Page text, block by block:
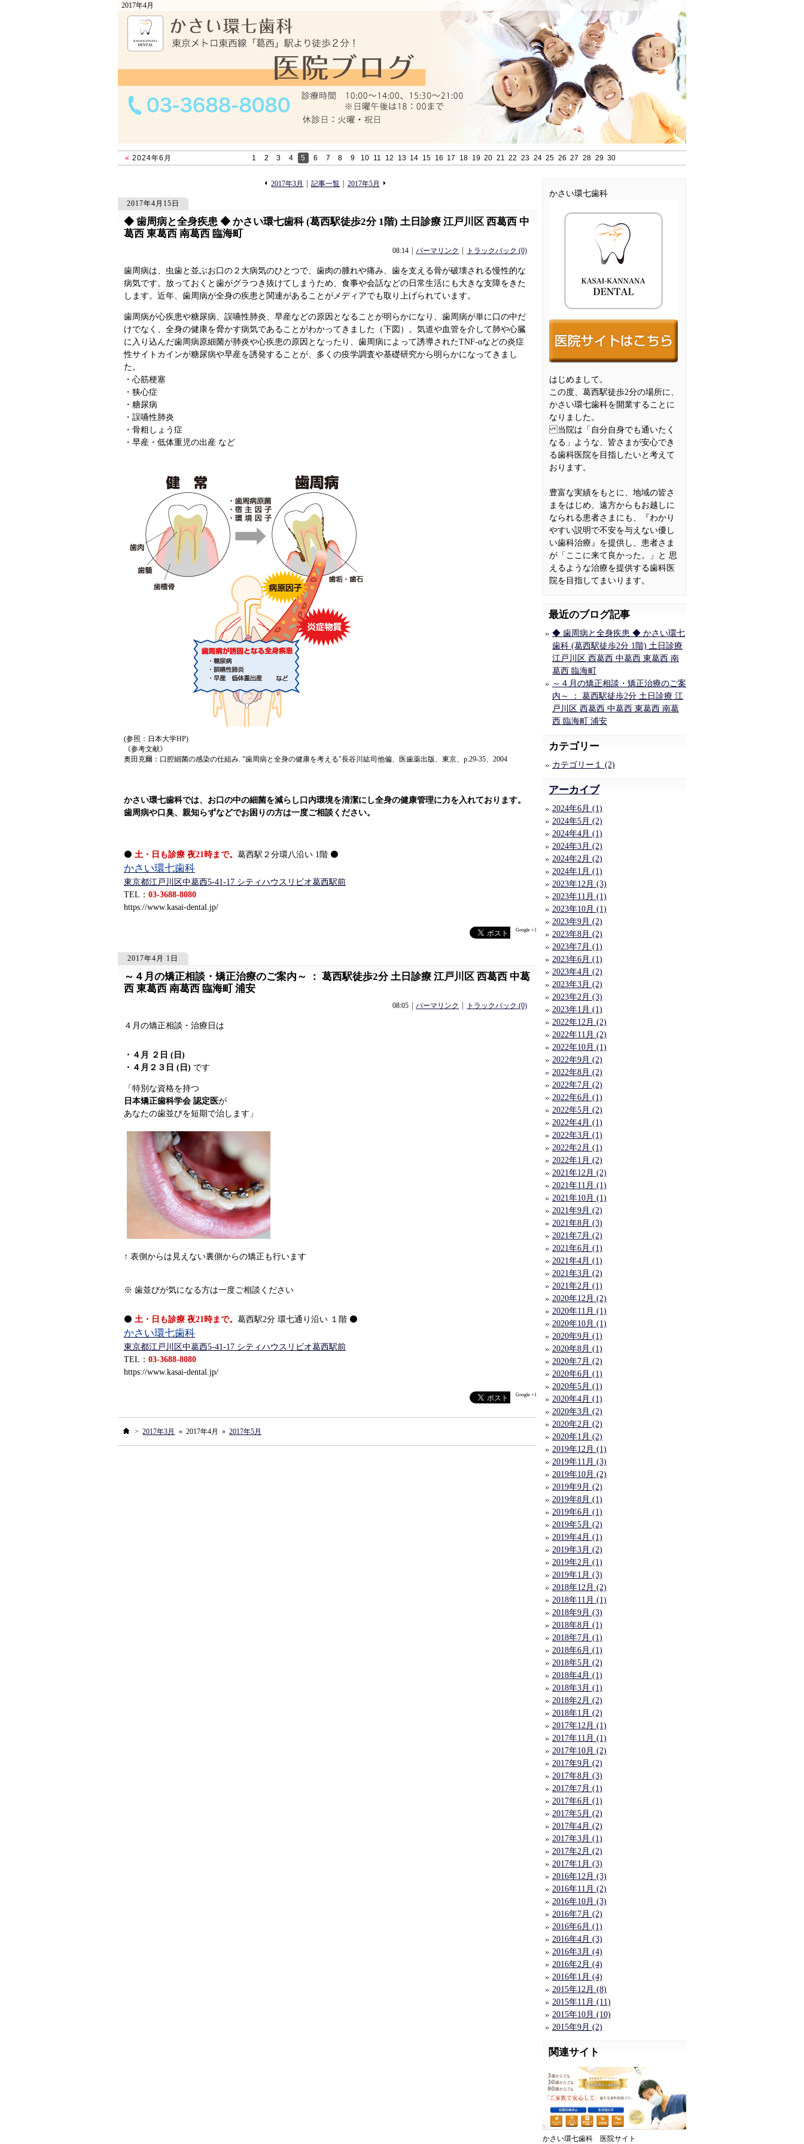
2017年4月
«2024年6月 1 2 3 4 5 6 7 8 9 10 11 12 13 14 15 16 17 18 19 20 21 22 23 24 25 26 27 28 29 30
«
2017年3月 記事一覧 2017年5月
2017年4月15日
◆ 歯周病と全身疾患 ◆ かさい環七歯科 (葛西駅徒歩2分 1階) 土日診療 江戸川区 西葛西 中
葛西 東葛西 南葛西 臨海町
08:14
522
パーマリンク
522
トラックバック (0)
歯周病は、虫歯と並ぶお口の２大病気のひとつで、歯肉の腫れや痛み、歯を支える骨が破壊される慢性的な
病気です。放っておくと歯がグラつき抜けてしまうため、食事や会話などの日常生活にも大きな支障をきた
します。近年、歯周病が全身の疾患と関連があることがメディアでも取り上げられています。
歯周病が心疾患や糖尿病、誤嚥性肺炎、早産などの原因となることが明らかになり、歯周病が単に口の中だ
けでなく、全身の健康を脅かす病気であることがわかってきました（下図）。気道や血管を介して肺や心臓
に入り込んだ歯周病原細菌が肺炎や心疾患の原因となったり、歯周病によって誘導されたTNF-αなどの炎症
性サイトカインが糖尿病や早産を誘発することが、多くの疫学調査や基礎研究から明らかになってきまし
た。
・心筋梗塞
・狭心症
・糖尿病
・誤嚥性肺炎
・骨粗しょう症
・早産・低体重児の出産 など
(参照：日本大学HP)
《参考文献》
奥田克爾：口腔細菌の感染の仕組み. "歯周病と全身の健康を考える"長谷川紘司他偏、医歯薬出版、東京、p.29-35、2004
かさい環七歯科では、お口の中の細菌を減らし口内環境を清潔にし全身の健康管理に力を入れております。
歯周病や口臭、親知らずなどでお困りの方は一度ご相談ください。
⚫ 土・日も診療 夜21時まで。 葛西駅２分環八沿い 1階 ⚫
かさい環七歯科
東京都江戸川区中葛西5-41-17 シティハウスリビオ葛西駅前
TEL： 03-3688-8080
https://www.kasai-dental.jp/
Google +1
2017年4月 1日
～４月の矯正相談・矯正治療のご案内～ ： 葛西駅徒歩2分 土日診療 江戸川区 西葛西 中葛
西 東葛西 南葛西 臨海町 浦安
08:05 パーマリンク トラックバック (0)
４月の矯正相談・治療日は
・４月 ２日 (日)
・４月２３日 (日) です
「特別な資格を持つ
日本矯正歯科学会 認定医が
あなたの歯並びを短期で治します」
↑ 表側からは見えない裏側からの矯正も行います
※ 歯並びが気になる方は一度ご相談ください
⚫ 土・日も診療 夜21時まで。 葛西駅2分 環七通り沿い １階 ⚫
かさい環七歯科
東京都江戸川区中葛西5-41-17 シティハウスリビオ葛西駅前
TEL： 03-3688-8080
https://www.kasai-dental.jp/
Google +1
ホーム
> 2017年3月 « 2017年4月 » 2017年5月
かさい環七歯科
はじめまして。
この度、葛西駅徒歩2分の場所に、
かさい環七歯科を開業することに
なりました。
当院は「自分自身でも通いたく
なる」ような、皆さまが安心でき
る歯科医院を目指したいと考えて
おります。
豊富な実績をもとに、地域の皆さ
まをはじめ、遠方からもお越しに
なられる患者さまにも、『わかり
やすい説明で不安を与えない優し
い歯科治療』を提供し、患者さま
が「ここに来て良かった。」と 思
えるような治療を提供する歯科医
院を目指してまいります。
最近のブログ記事
◆ 歯周病と全身疾患 ◆ かさい環七
歯科 (葛西駅徒歩2分 1階) 土日診療
江戸川区 西葛西 中葛西 東葛西 南
葛西 臨海町
～４月の矯正相談・矯正治療のご案
内～ ： 葛西駅徒歩2分 土日診療 江
戸川区 西葛西 中葛西 東葛西 南葛
西 臨海町 浦安
カテゴリー
カテゴリー１ (2)
アーカイブ
2024年6月 (1)
2024年5月 (2)
2024年4月 (1)
2024年3月 (2)
2024年2月 (2)
2024年1月 (1)
2023年12月 (3)
2023年11月 (1)
2023年10月 (1)
2023年9月 (2)
2023年8月 (2)
2023年7月 (1)
2023年6月 (1)
2023年4月 (2)
2023年3月 (2)
2023年2月 (3)
2023年1月 (1)
2022年12月 (2)
2022年11月 (2)
2022年10月 (1)
2022年9月 (2)
2022年8月 (2)
2022年7月 (2)
2022年6月 (1)
2022年5月 (2)
2022年4月 (1)
2022年3月 (1)
2022年2月 (1)
2022年1月 (2)
2021年12月 (2)
2021年11月 (1)
2021年10月 (1)
2021年9月 (2)
2021年8月 (3)
2021年7月 (2)
2021年6月 (1)
2021年4月 (1)
2021年3月 (2)
2021年2月 (1)
2020年12月 (2)
2020年11月 (1)
2020年10月 (1)
2020年9月 (1)
2020年8月 (1)
2020年7月 (2)
2020年6月 (1)
2020年5月 (1)
2020年4月 (1)
2020年3月 (2)
2020年2月 (2)
2020年1月 (2)
2019年12月 (1)
2019年11月 (3)
2019年10月 (2)
2019年9月 (2)
2019年8月 (1)
2019年6月 (1)
2019年5月 (2)
2019年4月 (1)
2019年3月 (2)
2019年2月 (1)
2019年1月 (3)
2018年12月 (2)
2018年11月 (1)
2018年9月 (3)
2018年8月 (1)
2018年7月 (1)
2018年6月 (1)
2018年5月 (2)
2018年4月 (1)
2018年3月 (1)
2018年2月 (2)
2018年1月 (2)
2017年12月 (1)
2017年11月 (1)
2017年10月 (2)
2017年9月 (2)
2017年8月 (3)
2017年7月 (1)
2017年6月 (1)
2017年5月 (2)
2017年4月 (2)
2017年3月 (1)
2017年2月 (2)
2017年1月 (3)
2016年12月 (3)
2016年11月 (2)
2016年10月 (3)
2016年7月 (2)
2016年6月 (1)
2016年4月 (3)
2016年3月 (4)
2016年2月 (4)
2016年1月 (4)
2015年12月 (8)
2015年11月 (11)
2015年10月 (10)
2015年9月 (2)
関連サイト
かさい環七歯科 医院サイト